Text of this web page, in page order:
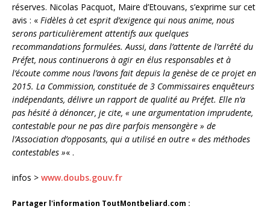
réserves. Nicolas Pacquot, Maire d’Etouvans, s’exprime sur cet
avis : « Fidèles à cet esprit d’exigence qui nous anime, nous
serons particulièrement attentifs aux quelques
recommandations formulées. Aussi, dans l’attente de l’arrêté du
Préfet, nous continuerons à agir en élus responsables et à
l’écoute comme nous l’avons fait depuis la genèse de ce projet en
2015. La Commission, constituée de 3 Commissaires enquêteurs
indépendants, délivre un rapport de qualité au Préfet. Elle n’a
pas hésité à dénoncer, je cite, « une argumentation imprudente,
contestable pour ne pas dire parfois mensongère » de
l’Association d’opposants, qui a utilisé en outre « des méthodes
contestables »« .
infos > www.doubs.gouv.fr
Partager l'information ToutMontbeliard.com :